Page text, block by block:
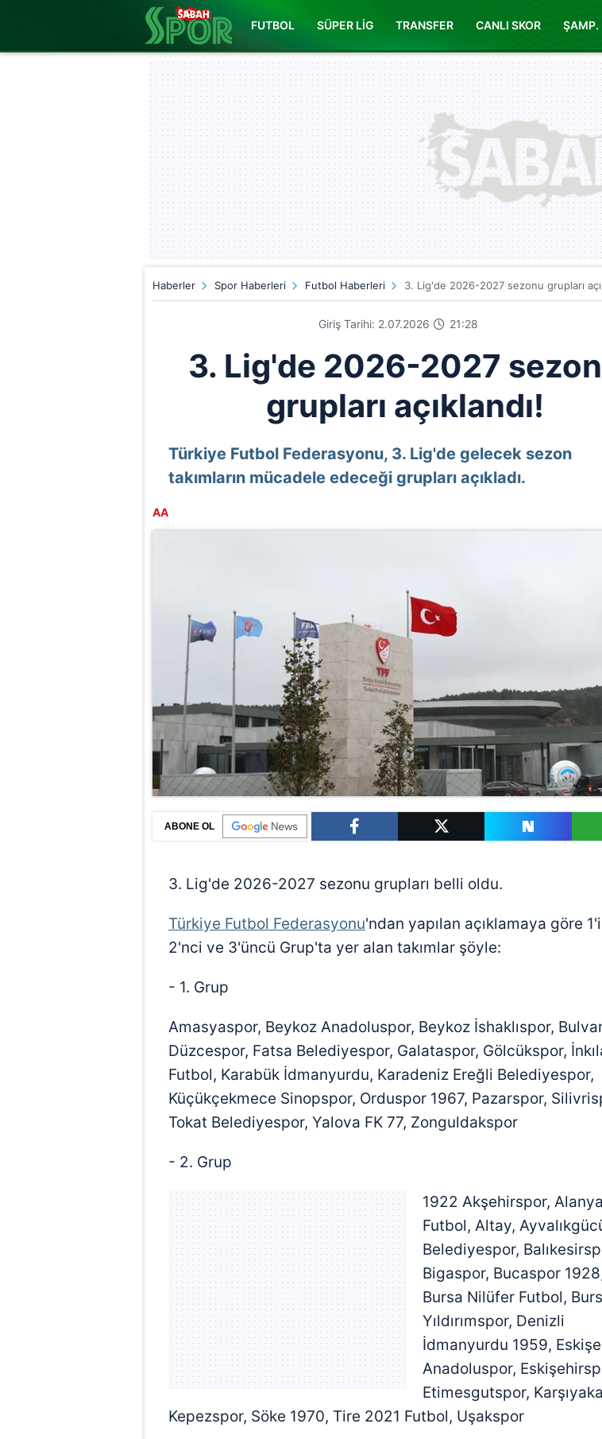
FUTBOL SÜPER LİG TRANSFER CANLI SKOR ŞAMP.
Haberler Spor Haberleri Futbol Haberleri 3. Lig'de 2026-2027 sezonu grupları
Giriş Tarihi: 2.07.2026 21:28
3. Lig'de 2026-2027
grupları açıklandı!
Türkiye Futbol Federasyonu, 3. Lig'de gelecek sezon
takımların mücadele edeceği grupları açıkladı.
AA
ABONE OL
3. Lig'de 2026-2027 sezonu grupları belli oldu.
Türkiye Futbol Federasyonu'ndan yapılan açıklamaya göre
2'nci ve 3'üncü Grup'ta yer alan takımlar şöyle:
- 1. Grup
Amasyaspor, Beykoz Anadoluspor, Beykoz İshaklıspor,
Düzcespor, Fatsa Belediyespor, Galataspor, Gölcükspor,
Futbol, Karabük İdmanyurdu, Karadeniz Ereğli Belediyespor,
Küçükçekmece Sinopspor, Orduspor 1967, Pazarspor,
Tokat Belediyespor, Yalova FK 77, Zonguldakspor
- 2. Grup
1922 Akşehirspor,
Futbol, Altay,
Belediyespor,
Bigaspor, Bucaspor
Bursa Nilüfer Futbol,
Yıldırımspor, Denizli
İdmanyurdu 1959,
Anadoluspor,
Etimesgutspor,
Kepezspor, Söke 1970, Tire 2021 Futbol, Uşakspor